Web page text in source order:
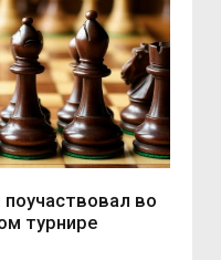
во
турнире